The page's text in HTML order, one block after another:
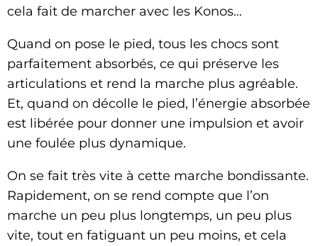
cela fait de marcher avec les Konos…
Quand on pose le pied, tous les chocs sont
parfaitement absorbés, ce qui préserve les
articulations et rend la marche plus agréable.
Et, quand on décolle le pied, l’énergie absorbée
est libérée pour donner une impulsion et avoir
une foulée plus dynamique.
On se fait très vite à cette marche bondissante.
Rapidement, on se rend compte que l’on
marche un peu plus longtemps, un peu plus
vite, tout en fatiguant un peu moins, et cela